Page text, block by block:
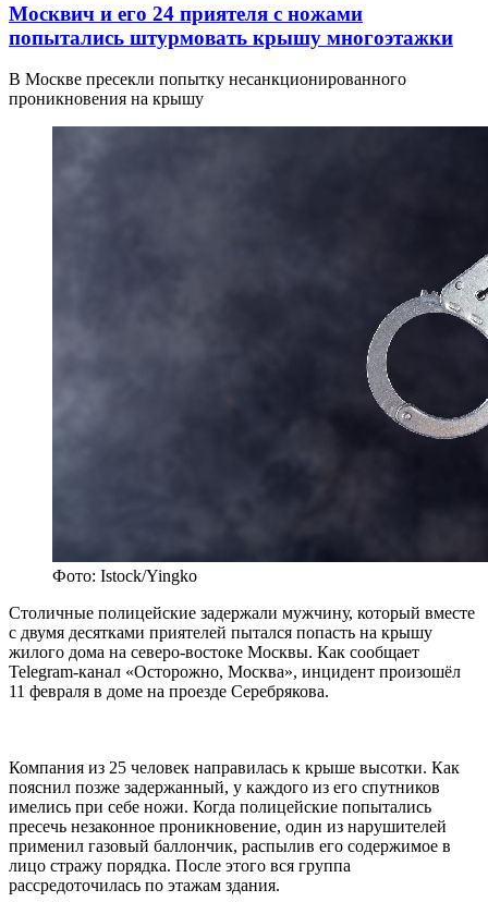
Москвич и его 24 приятеля с ножами
попытались штурмовать крышу многоэтажки
В Москве пресекли попытку несанкционированного
проникновения на крышу
Фото: Istock/Yingko
Столичные полицейские задержали мужчину, который вместе
с двумя десятками приятелей пытался попасть на крышу
жилого дома на северо-востоке Москвы. Как сообщает
Telegram-канал «Осторожно, Москва», инцидент произошёл
11 февраля в доме на проезде Серебрякова.
Компания из 25 человек направилась к крыше высотки. Как
пояснил позже задержанный, у каждого из его спутников
имелись при себе ножи. Когда полицейские попытались
пресечь незаконное проникновение, один из нарушителей
применил газовый баллончик, распылив его содержимое в
лицо стражу порядка. После этого вся группа
рассредоточилась по этажам здания.